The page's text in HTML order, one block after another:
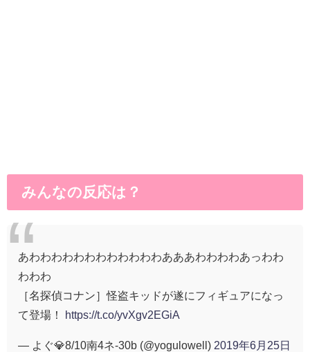
みんなの反応は？
あわわわわわわわわわわわわあああわわわわあっわわ
わわわ
［名探偵コナン］怪盗キッドが遂にフィギュアになっ
て登場！
https://t.co/yvXgv2EGiA
— よぐ💎8/10南4ネ-30b (@yogulowell) 2019年6月25日